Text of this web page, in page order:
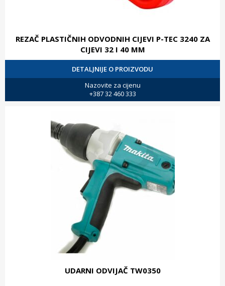
REZAČ PLASTIČNIH ODVODNIH CIJEVI P-TEC 3240 ZA
CIJEVI 32 I 40 MM
DETALJNIJE O PROIZVODU
Nazovite za cijenu
+387 32 460 333
UDARNI ODVIJAČ TW0350